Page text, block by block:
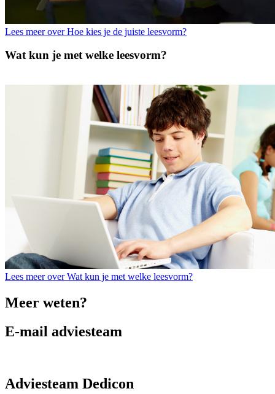
Lees meer over Hoe kies je de juiste leesvorm?
Wat kun je met welke leesvorm?
Lees meer over Wat kun je met welke leesvorm?
Meer weten?
E-mail adviesteam
Adviesteam Dedicon